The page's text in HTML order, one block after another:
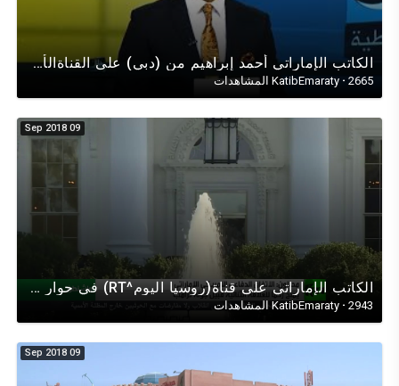
الكاتب الإماراتي أحمد إبراهيم من (دبي) على القناةالأمريكية الحرة من(فيرجينيا) في حوار عن الديمقراطية
KatibEmaraty · 2665 المشاهدات
09 Sep 2018
الكاتب الإماراتي على قناة(روسيا اليوم^RT) في حوار عن الإتفاقية الأمنية مع الولايات المتحدة الأمريكية
KatibEmaraty · 2943 المشاهدات
09 Sep 2018